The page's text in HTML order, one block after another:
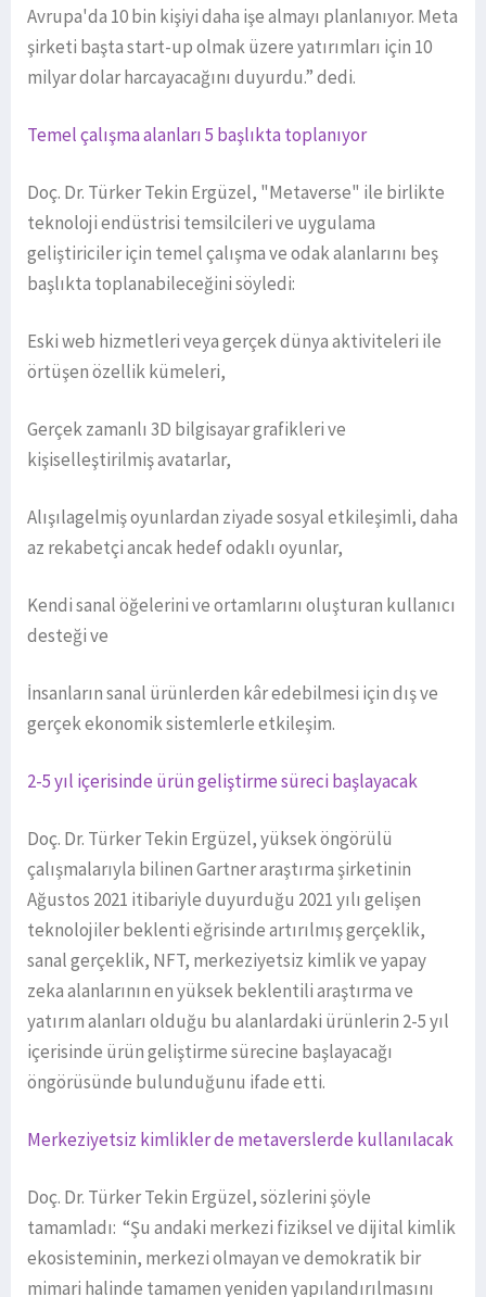
Avrupa'da 10 bin kişiyi daha işe almayı planlanıyor. Meta
şirketi başta start-up olmak üzere yatırımları için 10
milyar dolar harcayacağını duyurdu.” dedi.
Temel çalışma alanları 5 başlıkta toplanıyor
Doç. Dr. Türker Tekin Ergüzel, "Metaverse" ile birlikte
teknoloji endüstrisi temsilcileri ve uygulama
geliştiriciler için temel çalışma ve odak alanlarını beş
başlıkta toplanabileceğini söyledi:
Eski web hizmetleri veya gerçek dünya aktiviteleri ile
örtüşen özellik kümeleri,
Gerçek zamanlı 3D bilgisayar grafikleri ve
kişiselleştirilmiş avatarlar,
Alışılagelmiş oyunlardan ziyade sosyal etkileşimli, daha
az rekabetçi ancak hedef odaklı oyunlar,
Kendi sanal öğelerini ve ortamlarını oluşturan kullanıcı
desteği ve
İnsanların sanal ürünlerden kâr edebilmesi için dış ve
gerçek ekonomik sistemlerle etkileşim.
2-5 yıl içerisinde ürün geliştirme süreci başlayacak
Doç. Dr. Türker Tekin Ergüzel, yüksek öngörülü
çalışmalarıyla bilinen Gartner araştırma şirketinin
Ağustos 2021 itibariyle duyurduğu 2021 yılı gelişen
teknolojiler beklenti eğrisinde artırılmış gerçeklik,
sanal gerçeklik, NFT, merkeziyetsiz kimlik ve yapay
zeka alanlarının en yüksek beklentili araştırma ve
yatırım alanları olduğu bu alanlardaki ürünlerin 2-5 yıl
içerisinde ürün geliştirme sürecine başlayacağı
öngörüsünde bulunduğunu ifade etti.
Merkeziyetsiz kimlikler de metaverslerde kullanılacak
Doç. Dr. Türker Tekin Ergüzel, sözlerini şöyle
tamamladı: “Şu andaki merkezi fiziksel ve dijital kimlik
ekosisteminin, merkezi olmayan ve demokratik bir
mimari halinde tamamen yeniden yapılandırılmasını